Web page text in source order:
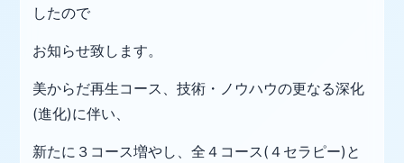
したので
お知らせ致します。
美からだ再生コース、技術・ノウハウの更なる深化
(進化)に伴い、
新たに３コース増やし、全４コース(４セラピー)と